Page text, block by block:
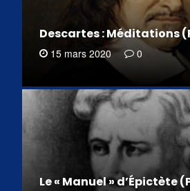
Descartes : Méditations
15 mars 2020 0
Le « Manuel » d’Épictète